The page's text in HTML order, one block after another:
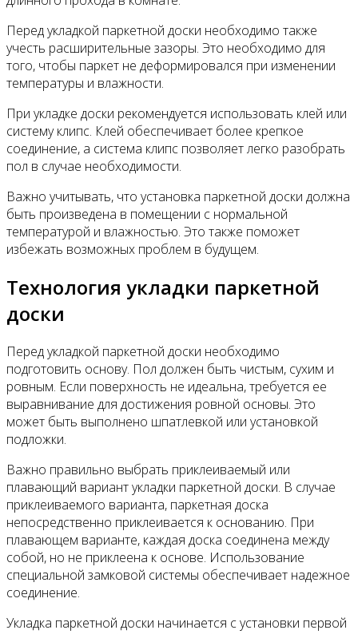
Перед укладкой паркетной доски необходимо также
учесть расширительные зазоры. Это необходимо для
того, чтобы паркет не деформировался при изменении
температуры и влажности.
При укладке доски рекомендуется использовать клей или
систему клипс. Клей обеспечивает более крепкое
соединение, а система клипс позволяет легко разобрать
пол в случае необходимости.
Важно учитывать, что установка паркетной доски должна
быть произведена в помещении с нормальной
температурой и влажностью. Это также поможет
избежать возможных проблем в будущем.
Технология укладки паркетной
доски
Перед укладкой паркетной доски необходимо
подготовить основу. Пол должен быть чистым, сухим и
ровным. Если поверхность не идеальна, требуется ее
выравнивание для достижения ровной основы. Это
может быть выполнено шпатлевкой или установкой
подложки.
Важно правильно выбрать приклеиваемый или
плавающий вариант укладки паркетной доски. В случае
приклеиваемого варианта, паркетная доска
непосредственно приклеивается к основанию. При
плавающем варианте, каждая доска соединена между
собой, но не приклеена к основе. Использование
специальной замковой системы обеспечивает надежное
соединение.
Укладка паркетной доски начинается с установки первой